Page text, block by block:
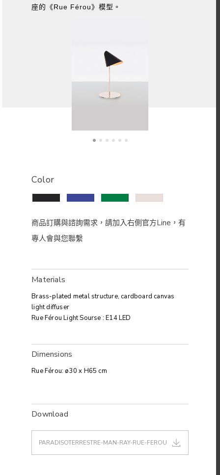
座的《Rue Férou》模型。
Color
Materials
Brass-plated metal structure, cardboard canvas
light diffuser
Rue Férou Light Sourse : E14 LED
Dimensions
Rue Férou: ø30 x H65 cm
Download
PARADISOTERRESTRE-MAN-RAY-RUE-FEROU